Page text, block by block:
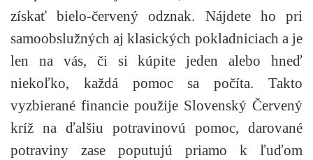
získať bielo-červený odznak. Nájdete ho pri
samoobslužných aj klasických pokladniciach a je
len na vás, či si kúpite jeden alebo hneď
niekoľko, každá pomoc sa počíta. Takto
vyzbierané financie použije Slovenský Červený
kríž na ďalšiu potravinovú pomoc, darované
potraviny zase poputujú priamo k ľuďom